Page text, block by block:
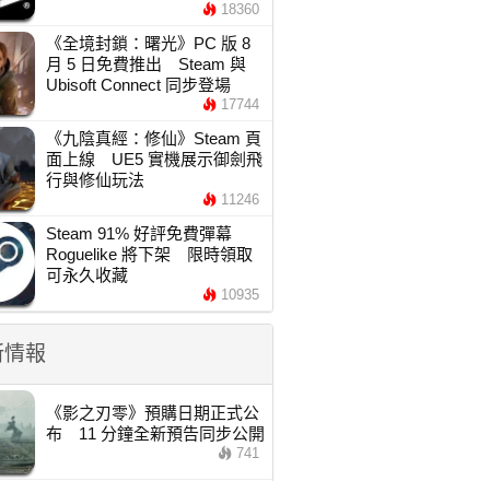
18360
《全境封鎖：曙光》PC 版 8
月 5 日免費推出 Steam 與
Ubisoft Connect 同步登場
17744
《九陰真經：修仙》Steam 頁
面上線 UE5 實機展示御劍飛
行與修仙玩法
11246
Steam 91% 好評免費彈幕
Roguelike 將下架 限時領取
可永久收藏
10935
報
《影之刃零》預購日期正式公
布 11 分鐘全新預告同步公開
741